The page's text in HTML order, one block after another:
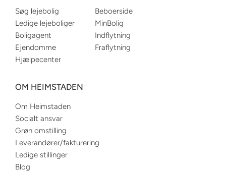
Søg lejebolig
Ledige lejeboliger
Boligagent
Ejendomme
Hjælpecenter
Beboerside
MinBolig
Indflytning
Fraflytning
OM HEIMSTADEN
Om Heimstaden
Socialt ansvar
Grøn omstilling
Leverandører/fakturering
Ledige stillinger
Blog